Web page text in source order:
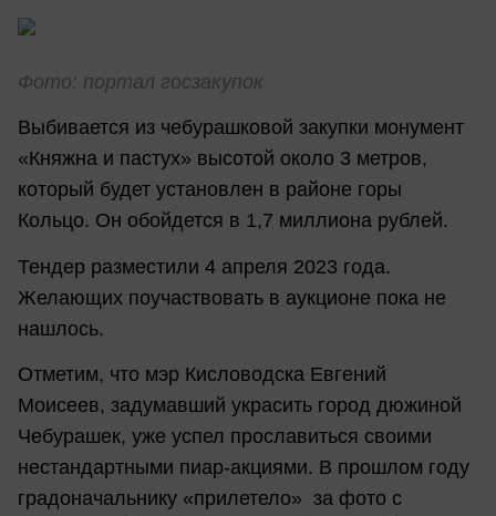
Фото: портал госзакупок
Выбивается из чебурашковой закупки монумент
«Княжна и пастух» высотой около 3 метров,
который будет установлен в районе горы
Кольцо. Он обойдется в 1,7 миллиона рублей.
Тендер разместили 4 апреля 2023 года.
Желающих поучаствовать в аукционе пока не
нашлось.
Отметим, что мэр Кисловодска Евгений
Моисеев, задумавший украсить город дюжиной
Чебурашек, уже успел прославиться своими
нестандартными пиар-акциями. В прошлом году
градоначальнику «прилетело» за фото с